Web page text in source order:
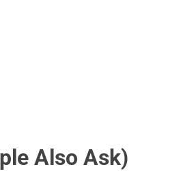
Also Ask)